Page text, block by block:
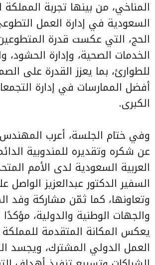
المناخي، من بينها تجربة المملكة
السعودية في إدارة العمل
الحج، التي عكست قدرة
الخدمات الصحية، وإدارة الحشود،
للطوارئ، بما يعزز القدرة على
أفضل الممارسات في إدارة
الكبرى.
وفي ختام الجلسة، أعرب
عن شكره وتقديره للمندوبية
العربية السعودية لدى الأمم
السفير الدكتور عبدالعزيز
وتعاونها، كما ثمّن مشاركة وفد
والجهات الوطنية والدولية،
يعكس المكانة المتقدمة
العمل الدولي المشترك، ويجسد